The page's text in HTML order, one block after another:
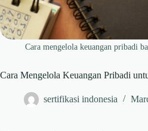
Cara mengelola keuangan pribadi
Cara Mengelola Keuangan Pribadi
sertifikasi indonesia